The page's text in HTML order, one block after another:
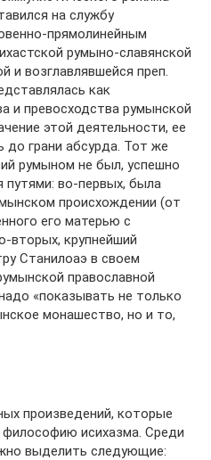
на службу
прямолинейным
румыно-славянской
и возглавлявшейся преп.
как
и превосходства румынской
этой деятельности, ее
до грани абсурда. Тот же
румыном не был, успешно
путями: во-первых, была
происхождении (от
его матерью с
вторых, крупнейший
Станилоаэ в своем
православной
«показывать не только
монашество, но и то,
произведений, которые
исихазма. Среди
выделить следующие: